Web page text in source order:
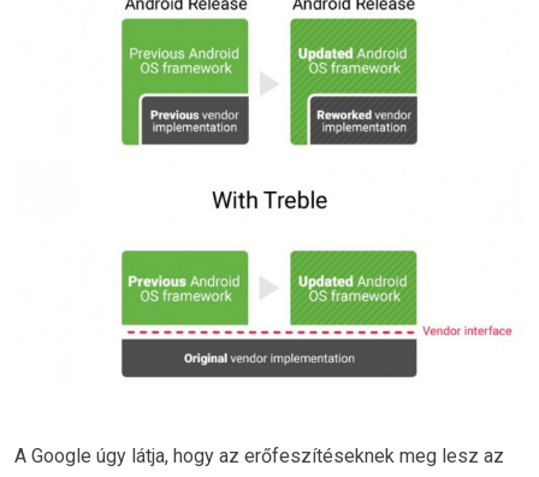
A Google úgy látja, hogy az erőfeszítéseknek meg lesz az